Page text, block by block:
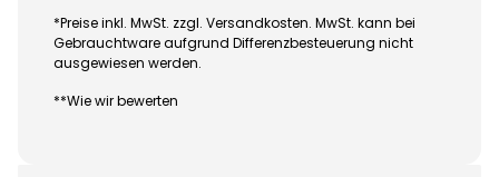
*Preise inkl. MwSt. zzgl. Versandkosten. MwSt. kann bei
Gebrauchtware aufgrund Differenzbesteuerung nicht
ausgewiesen werden.
**Wie wir bewerten